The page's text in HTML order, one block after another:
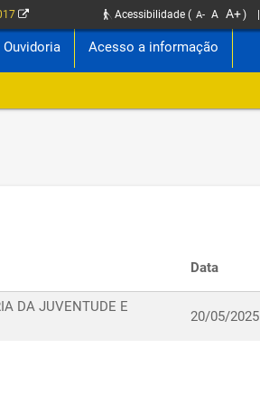
Acessibilidade ( A- A A+)
Ouvidoria Acesso a informação
Data
DA JUVENTUDE E
20/05/2025